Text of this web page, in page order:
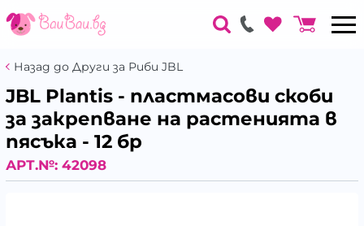
Назад до Други за Риби JBL
JBL Plantis - пластмасови скоби
за закрепване на растенията в
пясъка - 12 бр
АРТ.№: 42098